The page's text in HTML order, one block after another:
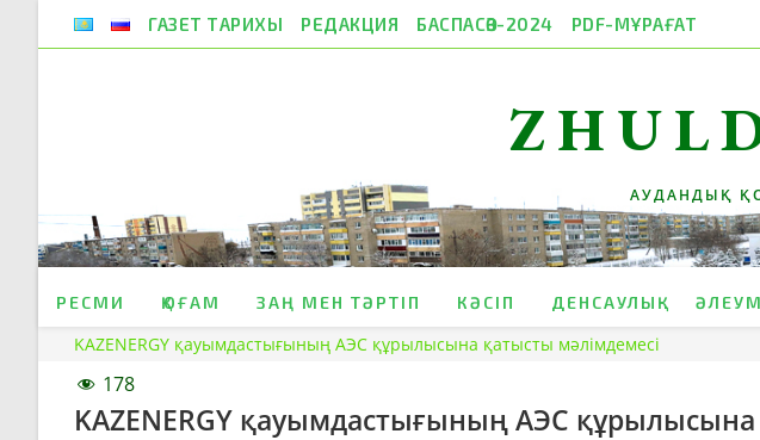
ГАЗЕТ ТАРИХЫ РЕДАКЦИЯ БАСПАСӨЗ-2024 PDF-МҰРАҒАТ
АУДАНДЫҚ
РЕСМИ ҚОҒАМ ЗАҢ МЕН ТӘРТІП КӘСІП ДЕНСАУЛЫҚ
KAZENERGY қауымдастығының АЭС құрылысына қатысты мәлімдемесі
178
KAZENERGY қауымдастығының АЭС